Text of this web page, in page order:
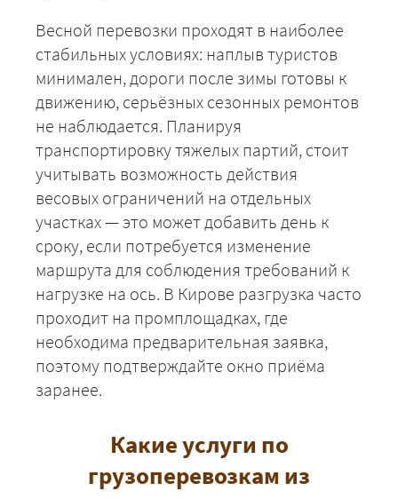
Весной перевозки проходят в наиболее
стабильных условиях: наплыв туристов
минимален, дороги после зимы готовы к
движению, серьёзных сезонных ремонтов
не наблюдается. Планируя
транспортировку тяжелых партий, стоит
учитывать возможность действия
весовых ограничений на отдельных
участках — это может добавить день к
сроку, если потребуется изменение
маршрута для соблюдения требований к
нагрузке на ось. В Кирове разгрузка часто
проходит на промплощадках, где
необходима предварительная заявка,
поэтому подтверждайте окно приёма
заранее.
Какие услуги по
грузоперевозкам из